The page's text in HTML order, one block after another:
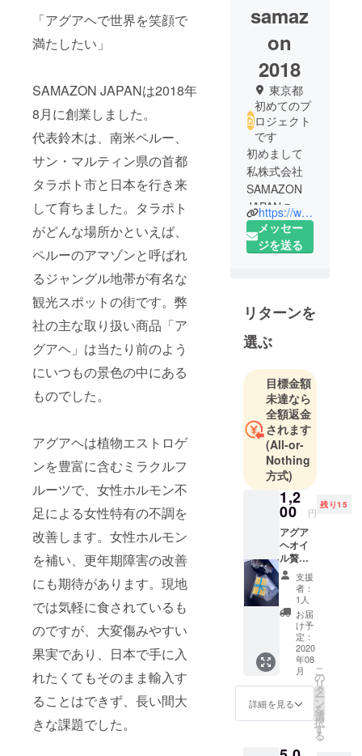
「アグアヘで世界を笑顔で
満たしたい」
SAMAZON JAPANは2018年
8月に創業しました。
代表鈴木は、南米ペルー、
サン・マルティン県の首都
タラポト市と日本を行き来
して育ちました。タラポト
がどんな場所かといえば、
ペルーのアマゾンと呼ばれ
るジャングル地帯が有名な
観光スポットの街です。弊
社の主な取り扱い商品「ア
グアヘ」は当たり前のよう
にいつもの景色の中にある
ものでした。
アグアヘは植物エストロゲ
ンを豊富に含むミラクルフ
ルーツで、女性ホルモン不
足による女性特有の不調を
改善します。女性ホルモン
を補い、更年期障害の改善
にも期待があります。現地
では気軽に食されているも
のですが、大変傷みやすい
果実であり、日本で手に入
れたくてもそのまま輸入す
ることはできず、長い間大
きな課題でした。
samaz
on
2018
東京都
初めてのプ
ロジェクト
です
初めまして
私株式会社
SAMAZON
JAPANの鈴
木フランツ
と申しま
ングが初め
てです、こ
ちらは知人
の応援って
いう形で紹
介されてま
した。
2019までは
イギリス、
シンガポー
ルや南米で
した。メイ
ンが今まで
化粧品や原
材料の化粧
品で仕事を
していまし
たが、今回
の流れで今
年新しチャ
レンジをい
くつかした
いと思って
います。皆
https://www.samazonjapan.co.jp/
メッセー
ジを送る
リターンを
選ぶ
目標金額
未達なら
全額返金
されます
(All-or-
Nothing
方式)
1,2
00 円
残り15
アグア
ヘオイ
ル贅沢
に使っ
て出来
上がっ
た石鹼
です！
本来の
価格税
込み
1980円
の所新
着15名
様に
いたし
支援
者：
1人
お届
け予
定：
2020
年08
月
詳細を見る
こ
の
リ
タ
ー
ン
を
選
択
す
る